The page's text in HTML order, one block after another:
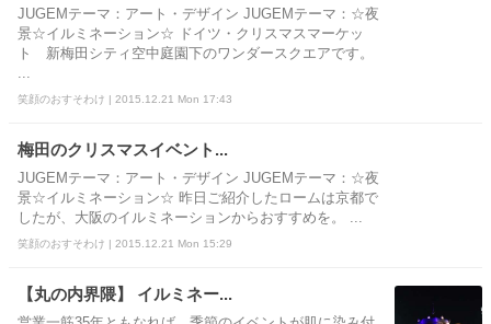
JUGEMテーマ：アート・デザイン JUGEMテーマ：☆夜
景☆イルミネーション☆ ドイツ・クリスマスマーケッ
ト 新梅田シティ空中庭園下のワンダースクエアです。
笑顔のおすそわけ | 2015.12.21 Mon 17:43
梅田のクリスマスイベント...
JUGEMテーマ：アート・デザイン JUGEMテーマ：☆夜
景☆イルミネーション☆ 昨日ご紹介したロームは京都で
したが、大阪のイルミネーションからおすすめを。 ...
笑顔のおすそわけ | 2015.12.21 Mon 15:29
【丸の内界隈】 イルミネー...